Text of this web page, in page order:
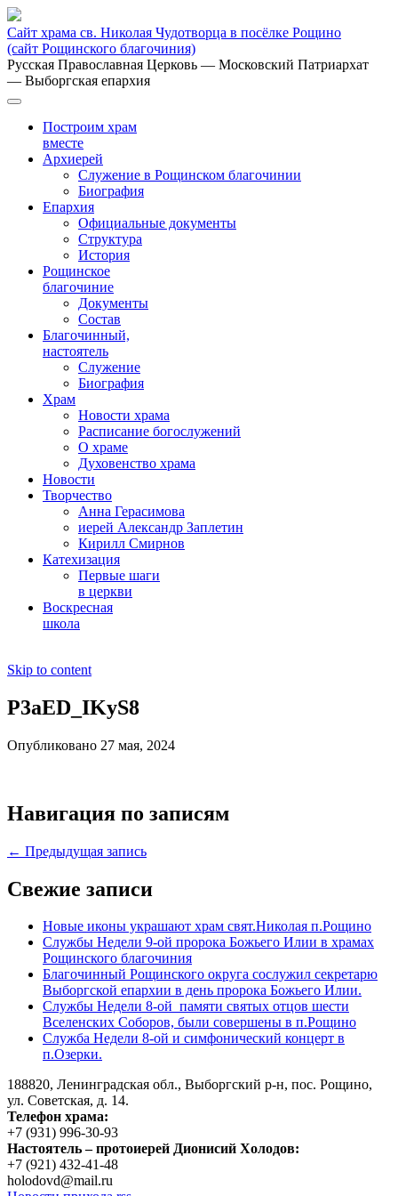
Сайт храма св. Николая Чудотворца в посёлке Рощино
(сайт Рощинского благочиния)
Русская Православная Церковь — Московский Патриархат
— Выборгская епархия
Построим храм
вместе
Архиерей
Служение в Рощинском благочинии
Биография
Епархия
Официальные документы
Структура
История
Рощинское
благочиние
Документы
Состав
Благочинный,
настоятель
Служение
Биография
Храм
Новости храма
Расписание богослужений
О храме
Духовенство храма
Новости
Творчество
Анна Герасимова
иерей Александр Заплетин
Кирилл Смирнов
Катехизация
Первые шаги
в церкви
Воскресная
школа
Skip to content
P3aED_IKyS8
Опубликовано 27 мая, 2024
Навигация по записям
← Предыдущая запись
Свежие записи
Новые иконы украшают храм свят.Николая п.Рощино
Службы Недели 9-ой пророка Божьего Илии в храмах
Рощинского благочиния
Благочинный Рощинского округа сослужил секретарю
Выборгской епархии в день пророка Божьего Илии.
Службы Недели 8-ой памяти святых отцов шести
Вселенских Соборов, были совершены в п.Рощино
Служба Недели 8-ой и симфонический концерт в
п.Озерки.
188820, Ленинградская обл., Выборгский р-н, пос. Рощино,
ул. Советская, д. 14.
Телефон храма:
+7 (931) 996-30-93
Настоятель – протоиерей Дионисий Холодов:
+7 (921) 432-41-48
holodovd@mail.ru